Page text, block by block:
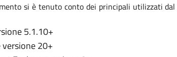
si è tenuto conto dei principali utilizzati
5.1.10+
versione 20+